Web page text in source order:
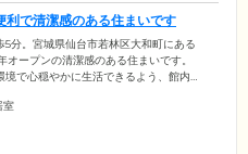
利で清潔感のある住まいです
分。宮城県仙台市若林区大和町にある
オープンの清潔感のある住まいです。
で心穏やかに生活できるよう、館内
使いの方もストレスなく移動してい
せる馴染みのメンバーとともに、ご
室